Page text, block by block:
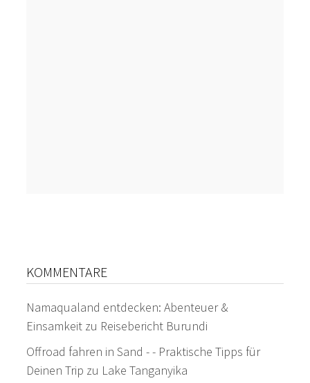
KOMMENTARE
Namaqualand entdecken: Abenteuer &
Einsamkeit zu Reisebericht Burundi
Offroad fahren in Sand - - Praktische Tipps für
Deinen Trip zu Lake Tanganyika